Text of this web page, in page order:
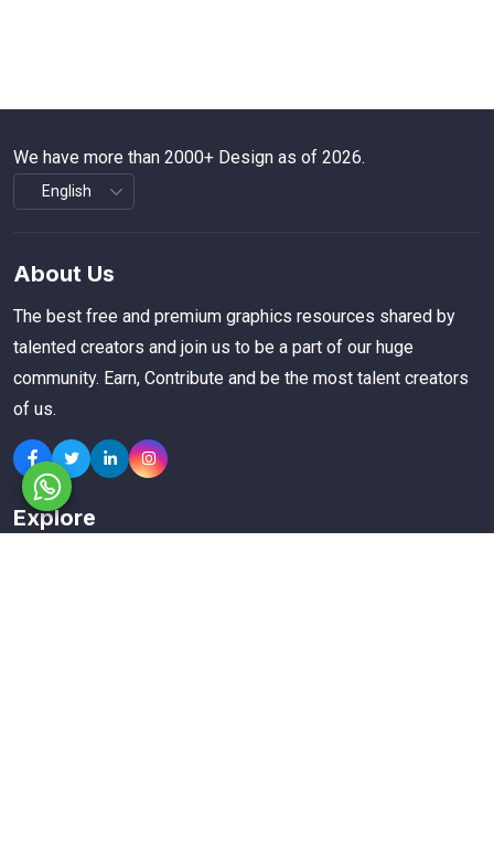
We have more than 2000+ Design as of 2026.
About Us
The best free and premium graphics resources shared by
talented creators and join us to be a part of our huge
community. Earn, Contribute and be the most talent creators
of us.
Explore